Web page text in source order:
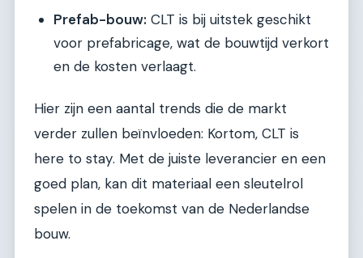
Prefab-bouw: CLT is bij uitstek geschikt
voor prefabricage, wat de bouwtijd verkort
en de kosten verlaagt.
Hier zijn een aantal trends die de markt
verder zullen beïnvloeden: Kortom, CLT is
here to stay. Met de juiste leverancier en een
goed plan, kan dit materiaal een sleutelrol
spelen in de toekomst van de Nederlandse
bouw.